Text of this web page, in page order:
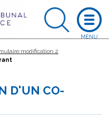
modification 2
D'UN CO-